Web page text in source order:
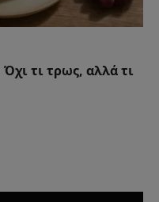
τι τρως, αλλά τι